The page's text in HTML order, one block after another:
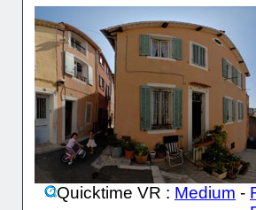
Quicktime VR : Medium -